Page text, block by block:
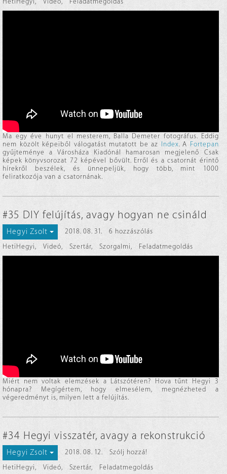
Ma egy éve hunyt el mesterem, Balla Demeter fotográfus. Eddig
nem közölt képeiből válogatást mutatott be az Index. A Fortepan
gyűjteménye a Városháza Kiadónál hamarosan megjelenő Csak
képek könyvsorozat 72 képével bővült. Erről és a csatornát érintő
hírekről beszélek, és ünnepeljük, hogy több, mint 1000
feliratkozója van a csatornának.
#35 DIY felújítás, avagy hogyan ne csináld
Hegyi Zsolt 2018. 08. 31.
6 hozzászólás
HetiHegyi , Videó, Szertár, Szorgalmi , Feladatmegoldás
Miért nem voltak elemzések a Látszótéren? Hova tűnt Hegyi 3
hónapra? Megígértem, hogy elmesélem, megnézheted a
végeredményt is, milyen lett a felújítás.
#34 Hegyi visszatér, avagy a rekonstrukció
Hegyi Zsolt 2018. 08. 12.
Szólj hozzá!
HetiHegyi , Videó, Szertár, Feladatmegoldás